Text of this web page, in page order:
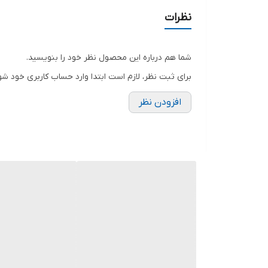
نظرات
شما هم درباره این محصول نظر خود را بنویسید.
برای ثبت نظر، لازم است ابتدا وارد حساب کاربری خود
افزودن نظر